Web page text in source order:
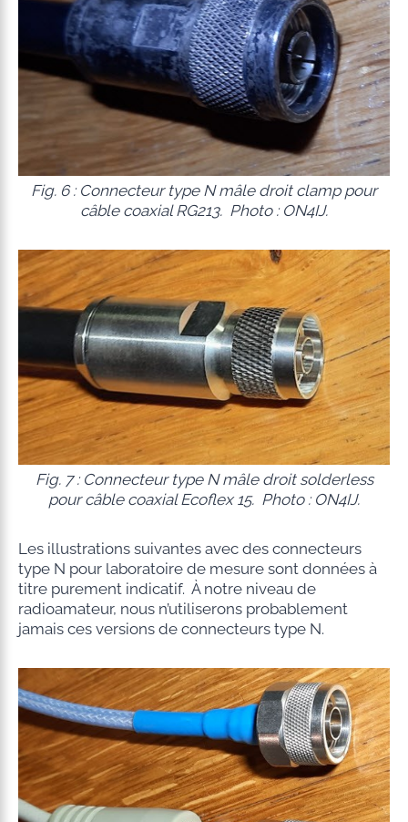
Fig. 6 : Connecteur type N mâle droit clamp pour
câble coaxial RG213. Photo : ON4IJ.
Fig. 7 : Connecteur type N mâle droit solderless
pour câble coaxial Ecoflex 15. Photo : ON4IJ.
Les illustrations suivantes avec des connecteurs
type N pour laboratoire de mesure sont données à
titre purement indicatif. À notre niveau de
radioamateur, nous n’utiliserons probablement
jamais ces versions de connecteurs type N.